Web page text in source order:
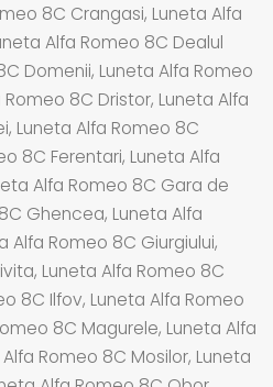
8C Crangasi, Luneta Alfa
Alfa Romeo 8C Dealul
Domenii, Luneta Alfa Romeo
8C Dristor, Luneta Alfa
Luneta Alfa Romeo 8C
8C Ferentari, Luneta Alfa
Alfa Romeo 8C Gara de
Ghencea, Luneta Alfa
Alfa Romeo 8C Giurgiului,
Luneta Alfa Romeo 8C
8C Ilfov, Luneta Alfa Romeo
8C Magurele, Luneta Alfa
Romeo 8C Mosilor, Luneta